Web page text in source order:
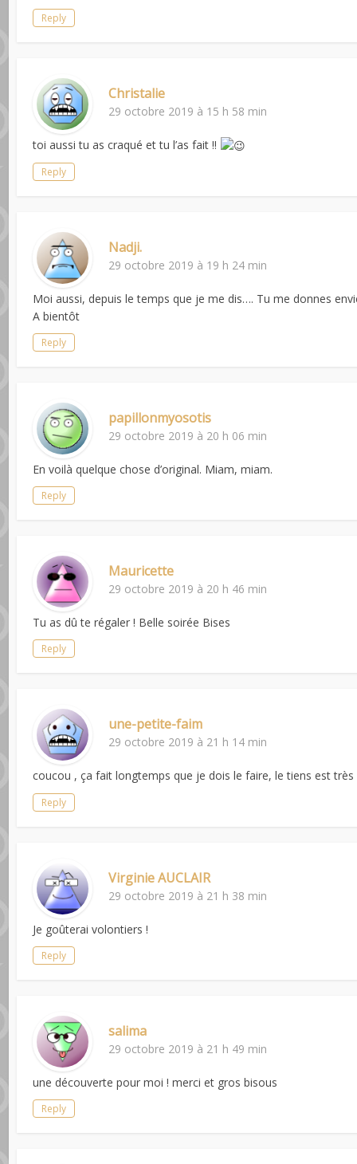
Reply
Christalie
29 octobre 2019 à 15 h 58 min
toi aussi tu as craqué et tu l’as fait !!
Reply
Nadji.
29 octobre 2019 à 19 h 24 min
Moi aussi, depuis le temps que je me dis…. Tu me donnes
A bientôt
Reply
papillonmyosotis
29 octobre 2019 à 20 h 06 min
En voilà quelque chose d’original. Miam, miam.
Reply
Mauricette
29 octobre 2019 à 20 h 46 min
Tu as dû te régaler ! Belle soirée Bises
Reply
une-petite-faim
29 octobre 2019 à 21 h 14 min
coucou , ça fait longtemps que je dois le faire, le tiens est
Reply
Virginie AUCLAIR
29 octobre 2019 à 21 h 38 min
Je goûterai volontiers !
Reply
salima
29 octobre 2019 à 21 h 49 min
une découverte pour moi ! merci et gros bisous
Reply